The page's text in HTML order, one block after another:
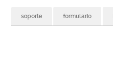
soporte formulario